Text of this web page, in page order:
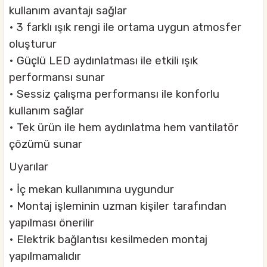
kullanım avantajı sağlar
• 3 farklı ışık rengi ile ortama uygun atmosfer
oluşturur
• Güçlü LED aydınlatması ile etkili ışık
performansı sunar
• Sessiz çalışma performansı ile konforlu
kullanım sağlar
• Tek ürün ile hem aydınlatma hem vantilatör
çözümü sunar
Uyarılar
• İç mekan kullanımına uygundur
• Montaj işleminin uzman kişiler tarafından
yapılması önerilir
• Elektrik bağlantısı kesilmeden montaj
yapılmamalıdır